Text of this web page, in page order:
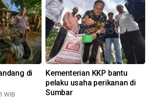
di
WIB
Kementerian KKP bantu
pelaku usaha perikanan di
Sumbar